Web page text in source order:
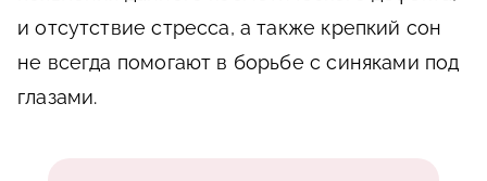
и отсутствие стресса, а также крепкий сон
не всегда помогают в борьбе с синяками под
глазами.